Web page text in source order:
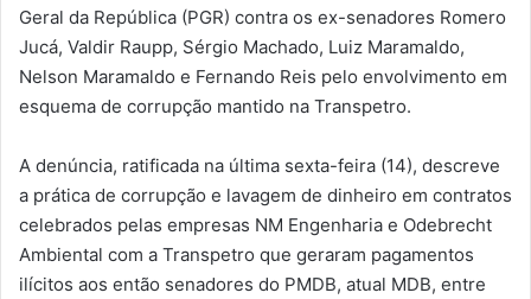
Geral da República (PGR) contra os ex-senadores Romero
Jucá, Valdir Raupp, Sérgio Machado, Luiz Maramaldo,
Nelson Maramaldo e Fernando Reis pelo envolvimento em
esquema de corrupção mantido na Transpetro.
A denúncia, ratificada na última sexta-feira (14), descreve
a prática de corrupção e lavagem de dinheiro em contratos
celebrados pelas empresas NM Engenharia e Odebrecht
Ambiental com a Transpetro que geraram pagamentos
ilícitos aos então senadores do PMDB, atual MDB, entre